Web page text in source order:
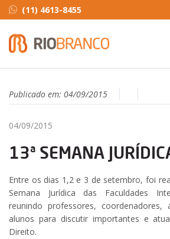
(11) 4613-8455
Publicado em: 04/09/2015
04/09/2015
13ª SEMANA
Entre os dias 1,2 e 3 de setembro, foi
Semana Jurídica das Faculdades
reunindo professores, coordenadores,
alunos para discutir importantes e
Direito.